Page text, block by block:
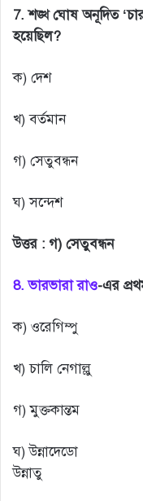
7. শঙ্খ ঘোষ অনূদিত
হয়েছিল?
ক) দেশ
খ) বর্তমান
গ) সেতুবন্ধন
ঘ) সন্দেশ
উত্তর : গ) সেতুবন্ধন
8. ভারভারা রাও-এর
ক) ওরেগিম্পু
খ) চালি নেগাল্লু
গ) মুক্তকান্তম
ঘ) উন্নাদেডো